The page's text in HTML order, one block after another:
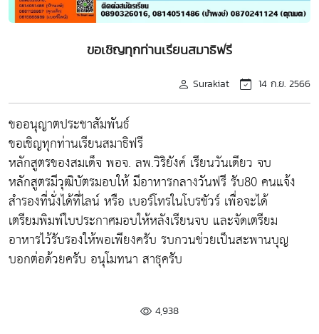
ขอเชิญทุกท่านเรียนสมาธิฟรี
Surakiat 14 ก.ย. 2566
ขออนุญาตประชาสัมพันธ์
ขอเชิญทุกท่านเรียนสมาธิฟรี
หลักสูตรของสมเด็จ พอจ. ลพ.วิริยังค์ เรียนวันเดียว จบ
หลักสูตรมีวุฒิบัตรมอบให้ มีอาหารกลางวันฟรี รับ80 คนแจ้ง
สำรองที่นั่งได้ที่ไลน์ หรือ เบอร์โทรในโบรชัวร์ เพื่อจะได้
เตรียมพิมพ์ใบประกาศมอบให้หลังเรียนจบ และจัดเตรียม
อาหารไว้รับรองให้พอเพียงครับ รบกวนช่วยเป็นสะพานบุญ
บอกต่อด้วยครับ อนุโมทนา สาธุครับ
4,938